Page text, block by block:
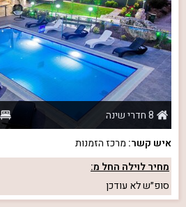
8 חדרי שינה
איש קשר: מרכז הזמנות
מחיר לוילה החל מ:
סופ״שלא עודכן